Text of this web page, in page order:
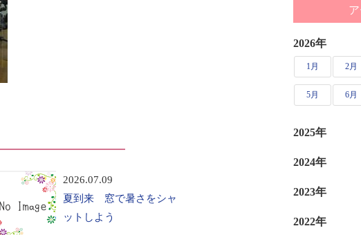
2026.07.09
夏到来 窓で暑さをシャ
ットしよう
2026年
1月 2月
5月 6月
2025年
2024年
2023年
2022年